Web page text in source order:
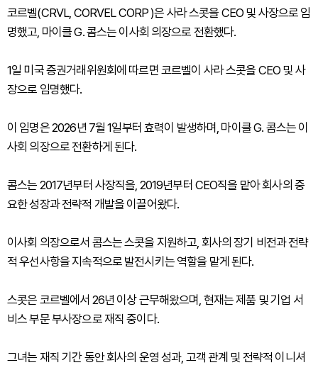
코르벨(CRVL, CORVEL CORP )은 사라 스콧을 CEO 및 사장으로 임
명했고, 마이클 G. 콤스는 이사회 의장으로 전환했다.
1일 미국 증권거래위원회에 따르면 코르벨이 사라 스콧을 CEO 및 사
장으로 임명했다.
이 임명은 2026년 7월 1일부터 효력이 발생하며, 마이클 G. 콤스는 이
사회 의장으로 전환하게 된다.
콤스는 2017년부터 사장직을, 2019년부터 CEO직을 맡아 회사의 중
요한 성장과 전략적 개발을 이끌어왔다.
이사회 의장으로서 콤스는 스콧을 지원하고, 회사의 장기 비전과 전략
적 우선사항을 지속적으로 발전시키는 역할을 맡게 된다.
스콧은 코르벨에서 26년 이상 근무해왔으며, 현재는 제품 및 기업 서
비스 부문 부사장으로 재직 중이다.
그녀는 재직 기간 동안 회사의 운영 성과, 고객 관계 및 전략적 이니셔